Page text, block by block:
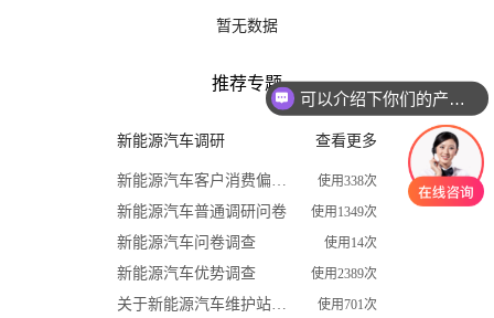
暂无数据
推荐专题
新能源汽车调研 查看更多
新能源汽车客户消费偏好调查问卷 使用338次
新能源汽车普通调研问卷 使用1349次
新能源汽车问卷调查 使用14次
新能源汽车优势调查 使用2389次
关于新能源汽车维护站调查问卷 使用701次